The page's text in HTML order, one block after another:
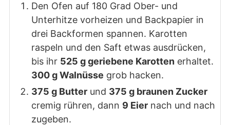
Den Ofen auf 180 Grad Ober- und
Unterhitze vorheizen und Backpapier in
drei Backformen spannen. Karotten
raspeln und den Saft etwas ausdrücken,
bis ihr 525 g geriebene Karottenerhaltet.
300 g Walnüsse grob hacken.
375 g Butterund 375 g braunen Zucker
cremig rühren, dann 9 Eiernach und nach
zugeben.